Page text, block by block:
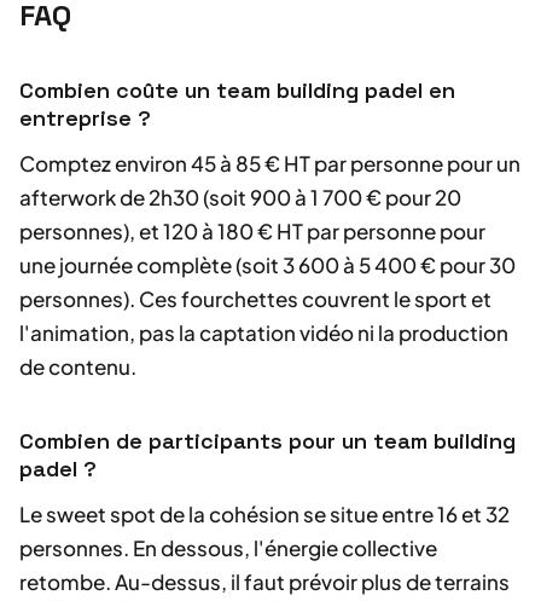
FAQ
Combien coûte un team building padel en
entreprise ?
Comptez environ 45 à 85 € HT par personne pour un
afterwork de 2h30 (soit 900 à 1 700 € pour 20
personnes), et 120 à 180 € HT par personne pour
une journée complète (soit 3 600 à 5 400 € pour 30
personnes). Ces fourchettes couvrent le sport et
l'animation, pas la captation vidéo ni la production
de contenu.
Combien de participants pour un team building
padel ?
Le sweet spot de la cohésion se situe entre 16 et 32
personnes. En dessous, l'énergie collective
retombe. Au-dessus, il faut prévoir plus de terrains